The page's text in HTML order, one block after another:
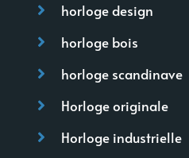
horloge design
horloge bois
horloge scandinave
Horloge originale
Horloge industrielle